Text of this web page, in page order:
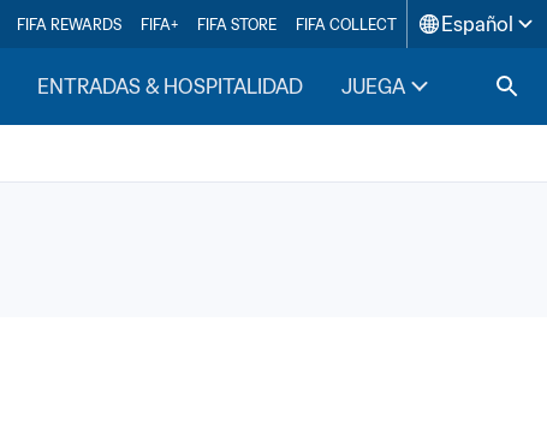
FIFA REWARDS FIFA+ FIFA STORE FIFA COLLECT Español
ENTRADAS & HOSPITALIDAD JUEGA INSIDE